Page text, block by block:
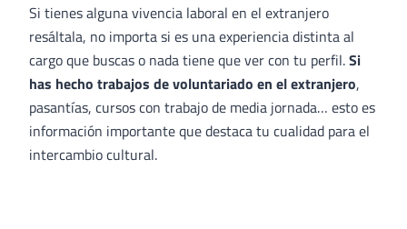
Si tienes alguna vivencia laboral en el extranjero
resáltala, no importa si es una experiencia distinta al
cargo que buscas o nada tiene que ver con tu perfil.Si
has hecho trabajos de voluntariado en el extranjero,
pasantías, cursos con trabajo de media jornada… esto es
información importante que destaca tu cualidad para el
intercambio cultural.